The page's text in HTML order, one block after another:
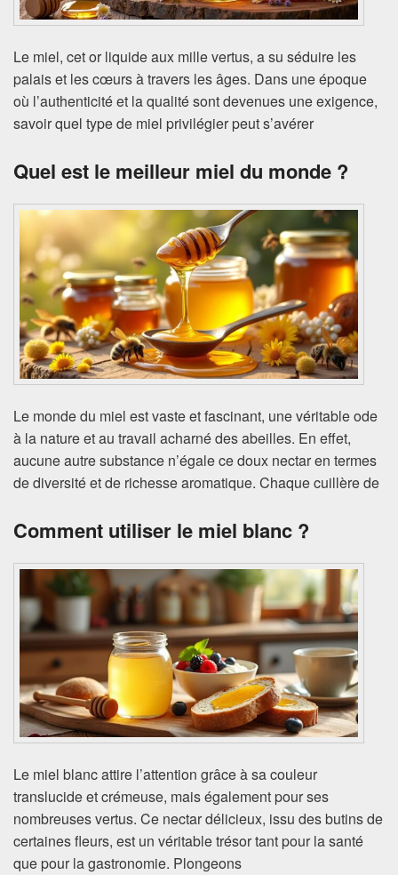
Le miel, cet or liquide aux mille vertus, a su séduire les
palais et les cœurs à travers les âges. Dans une époque
où l’authenticité et la qualité sont devenues une exigence,
savoir quel type de miel privilégier peut s’avérer
Quel est le meilleur miel du monde ?
Le monde du miel est vaste et fascinant, une véritable ode
à la nature et au travail acharné des abeilles. En effet,
aucune autre substance n’égale ce doux nectar en termes
de diversité et de richesse aromatique. Chaque cuillère de
Comment utiliser le miel blanc ?
Le miel blanc attire l’attention grâce à sa couleur
translucide et crémeuse, mais également pour ses
nombreuses vertus. Ce nectar délicieux, issu des butins de
certaines fleurs, est un véritable trésor tant pour la santé
que pour la gastronomie. Plongeons